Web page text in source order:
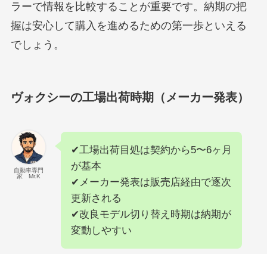
ラーで情報を比較することが重要です。納期の把
握は安心して購入を進めるための第一歩といえる
でしょう。
ヴォクシーの工場出荷時期（メーカー発表）
自動車専門
家 Mr.K
✔工場出荷目処は契約から5〜6ヶ月
が基本
✔メーカー発表は販売店経由で逐次
更新される
✔改良モデル切り替え時期は納期が
変動しやすい